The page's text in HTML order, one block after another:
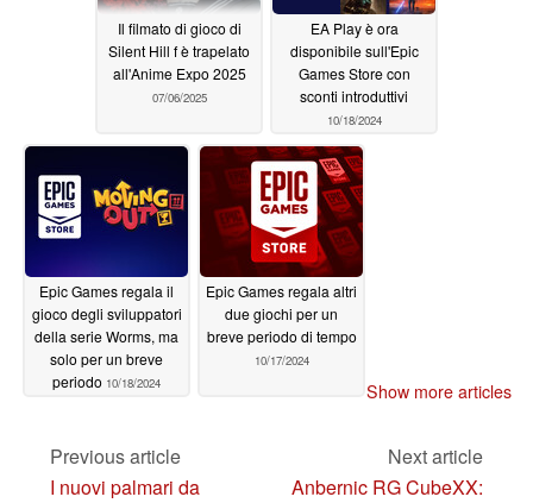
Il filmato di gioco di
Silent Hill f è trapelato
all'Anime Expo 2025
07/06/2025
EA Play è ora
disponibile sull'Epic
Games Store con
sconti introduttivi
10/18/2024
Epic Games regala il
gioco degli sviluppatori
della serie Worms, ma
solo per un breve
periodo 10/18/2024
Epic Games regala altri
due giochi per un
breve periodo di tempo
10/17/2024
Show more articles
Previous article
I nuovi palmari da
Next article
Anbernic RG CubeXX: